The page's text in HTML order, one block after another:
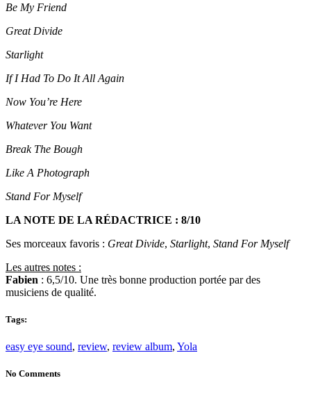
Be My Friend
Great Divide
Starlight
If I Had To Do It All Again
Now You’re Here
Whatever You Want
Break The Bough
Like A Photograph
Stand For Myself
LA NOTE DE LA RÉDACTRICE : 8/10
Ses morceaux favoris : Great Divide, Starlight, Stand For Myself
Les autres notes :
Fabien : 6,5/10. Une très bonne production portée par des
musiciens de qualité.
Tags:
easy eye sound, review, review album, Yola
No Comments